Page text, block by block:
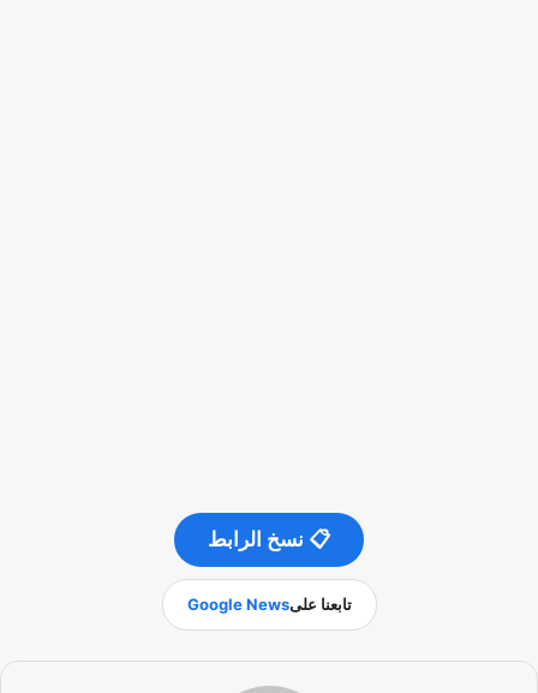
📋 نسخ الرابط
تابعنا علىGoogle News